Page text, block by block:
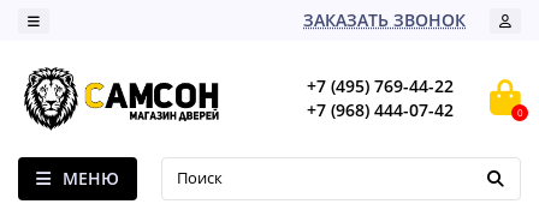
ЗАКАЗАТЬ ЗВОНОК
+7 (495) 769-44-22
+7 (968) 444-07-42
0
МЕНЮ